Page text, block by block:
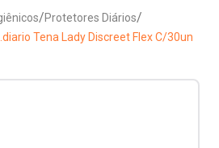
/Protetores Diários/
Tena Lady Discreet Flex C/30un